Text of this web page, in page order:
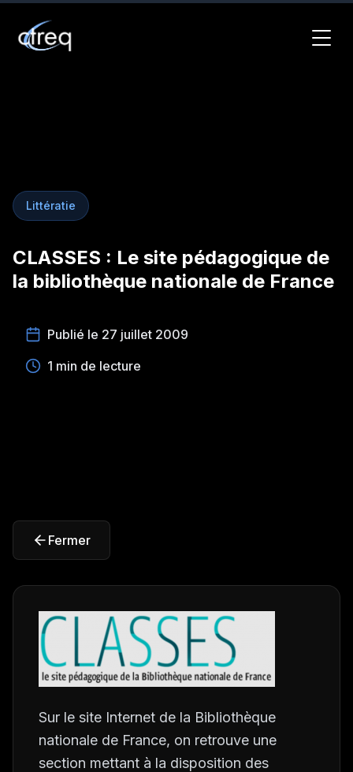
Littératie
CLASSES : Le site pédagogique de
la bibliothèque nationale de France
Publié le 27 juillet 2009
1 min de lecture
Fermer
Sur le site Internet de la Bibliothèque
nationale de France, on retrouve une
section mettant à la disposition des